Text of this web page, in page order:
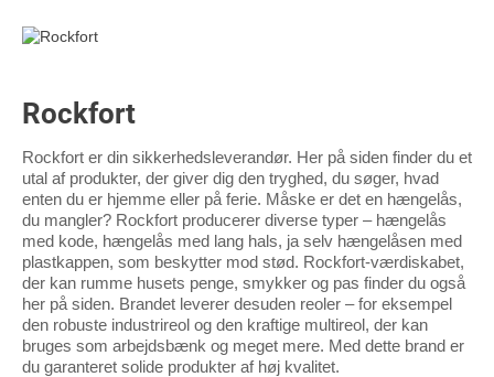
Rockfort
Rockfort er din sikkerhedsleverandør. Her på siden finder du et
utal af produkter, der giver dig den tryghed, du søger, hvad
enten du er hjemme eller på ferie. Måske er det en hængelås,
du mangler? Rockfort producerer diverse typer – hængelås
med kode, hængelås med lang hals, ja selv hængelåsen med
plastkappen, som beskytter mod stød. Rockfort-værdiskabet,
der kan rumme husets penge, smykker og pas finder du også
her på siden. Brandet leverer desuden reoler – for eksempel
den robuste industrireol og den kraftige multireol, der kan
bruges som arbejdsbænk og meget mere. Med dette brand er
du garanteret solide produkter af høj kvalitet.